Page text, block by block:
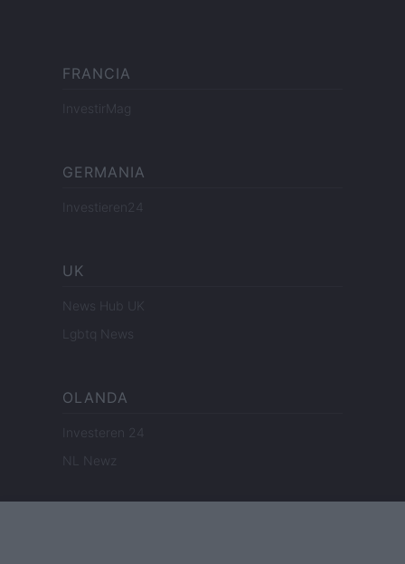
FRANCIA
InvestirMag
GERMANIA
Investieren24
UK
News Hub UK
Lgbtq News
OLANDA
Investeren 24
NL Newz